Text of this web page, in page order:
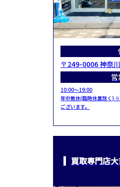
〒249-0006 神奈
営
10:00～19:00
年中無休(臨時休業除く)
ございます。
買取専門店